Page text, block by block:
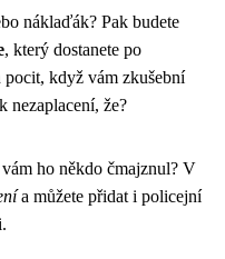
náklaďák? Pak budete
, který dostanete po
pocit, když vám zkušební
nezaplacení, že?
ho někdo čmajznul? V
a můžete přidat i policejní